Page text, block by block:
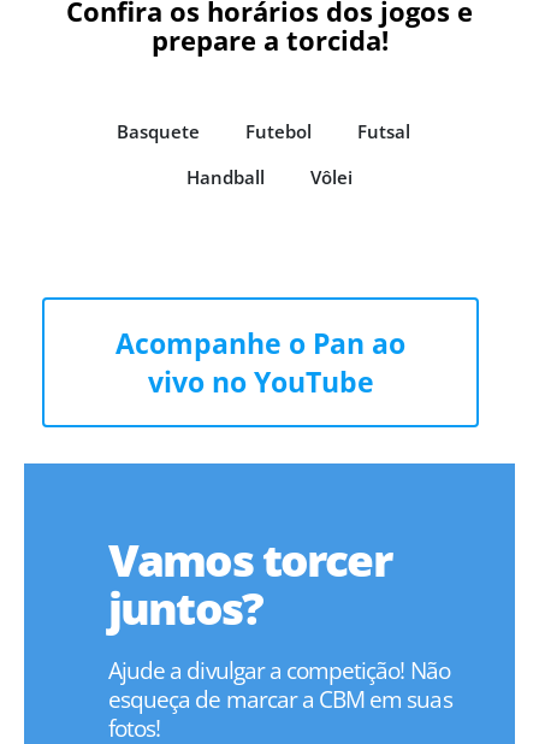
Confira os horários dos jogos e
prepare a torcida!
Basquete Futebol
Futsal
Handball
Vôlei
Acompanhe o Pan ao
vivo no YouTube
Vamos torcer
juntos?
Ajude a divulgar a competição! Não
esqueça de marcar a CBM em suas
fotos!